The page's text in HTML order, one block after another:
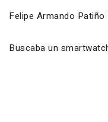
Felipe Armando Patiño
Buscaba un